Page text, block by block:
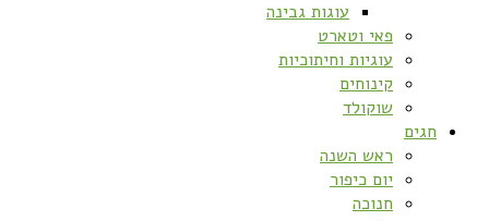
עוגות גבינה
פאי וטארט
עוגיות וחיתוכיות
קינוחים
שוקולד
חגים
ראש השנה
יום כיפור
חנוכה